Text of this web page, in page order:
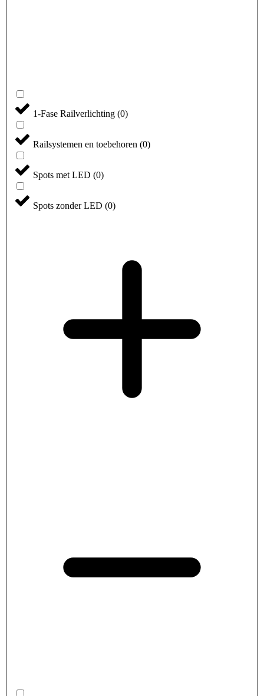
1-Fase Railverlichting (0)
Railsystemen en toebehoren (0)
Spots met LED (0)
Spots zonder LED (0)